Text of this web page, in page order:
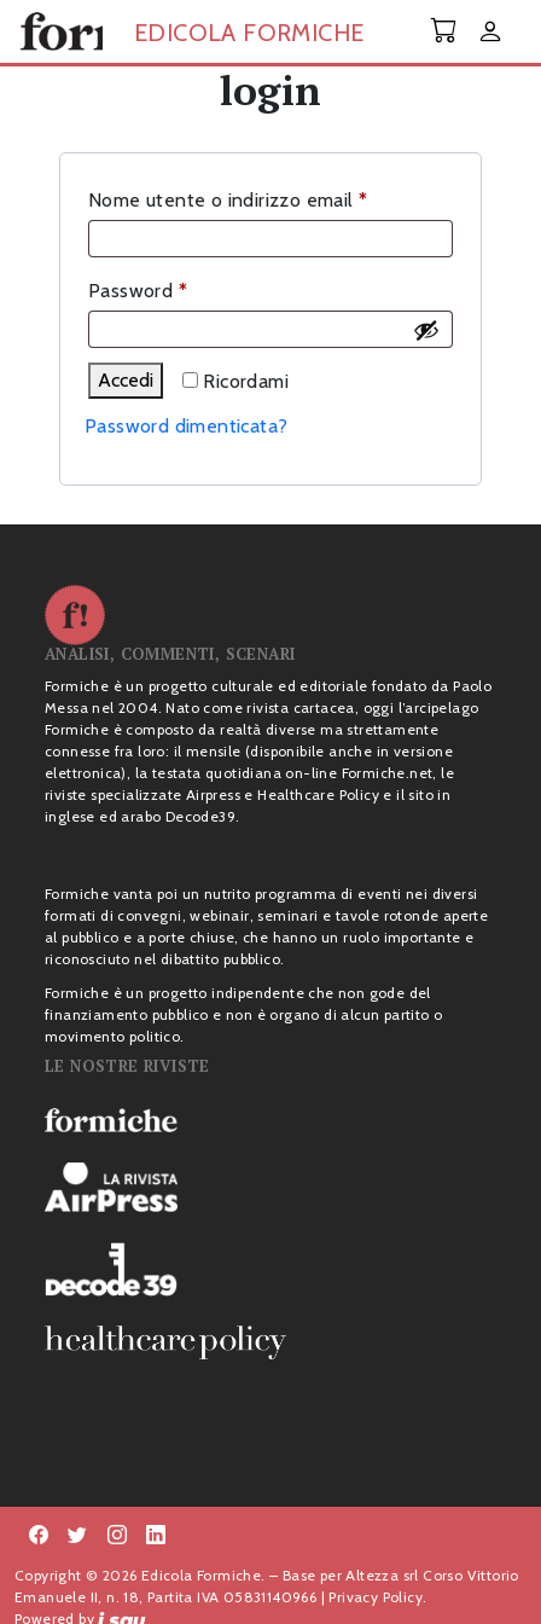
Skip to main content
EDICOLA FORMICHE
login
Nome utente o indirizzo email *Richiesto
Password *Richiesto
Ricordami
Accedi
Password dimenticata?
ANALISI, COMMENTI, SCENARI
Formiche è un progetto culturale ed editoriale fondato da Paolo
Messa nel 2004. Nato come rivista cartacea, oggi l’arcipelago
Formiche è composto da realtà diverse ma strettamente
connesse fra loro: il mensile (disponibile anche in versione
elettronica), la testata quotidiana on-line Formiche.net, le
riviste specializzate Airpress e Healthcare Policy e il sito in
inglese ed arabo Decode39.
Formiche vanta poi un nutrito programma di eventi nei diversi
formati di convegni, webinair, seminari e tavole rotonde aperte
al pubblico e a porte chiuse, che hanno un ruolo importante e
riconosciuto nel dibattito pubblico.
Formiche è un progetto indipendente che non gode del
finanziamento pubblico e non è organo di alcun partito o
movimento politico.
LE NOSTRE RIVISTE
Copyright © 2026 Edicola Formiche. – Base per Altezza srl Corso Vittorio
Emanuele II, n. 18, Partita IVA 05831140966 |Privacy Policy.
Powered by